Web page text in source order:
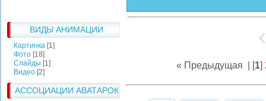
ВИДЫ АНИМАЦИИ
Картинка [1]
Фото [18]
Слайды [1]
Видео [2]
АССОЦИАЦИИ АВАТАРОК
« Предыдущая | [1]